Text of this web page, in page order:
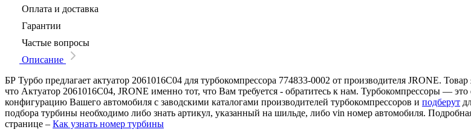
Оплата и доставка
Гарантии
Частые вопросы
Описание
БР Турбо предлагает актуатор 2061016C04 для турбокомпрессора 774833-0002 от производителя JRONE.
что Актуатор 2061016C04, JRONE именно тот, что Вам требуется - обратитесь к нам. Турбокомпрессоры —
конфигурацию Вашего автомобиля с заводскими каталогами производителей турбокомпрессоров и подберут
подбора турбины необходимо либо знать артикул, указанный на шильде, либо vin номер автомобиля.
странице – Как узнать номер турбины